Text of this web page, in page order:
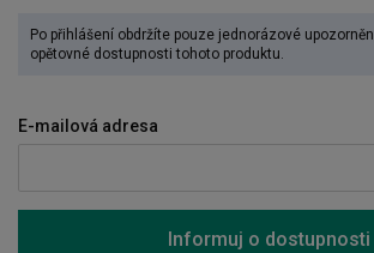
Po přihlášení obdržíte pouze jednorázové
opětovné dostupnosti tohoto produktu.
E-mailová adresa
Informuj o dostupnosti